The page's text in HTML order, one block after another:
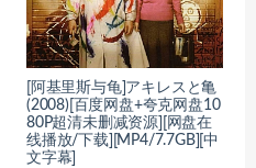
[阿基里斯与龟]アキレスと亀
(2008)[百度网盘+夸克网盘10
80P超清未删减资源][网盘在
线播放/下载][MP4/7.7GB][中
文字幕]